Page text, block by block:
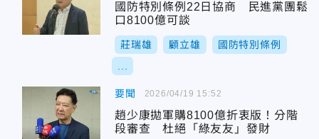
國防特別條例22日協商 民進黨團鬆
口8100億可談
莊瑞雄 顧立雄 國防特別條例
要聞
趙少康拋軍購8100億折衷版！分階
段審查 杜絕「綠友友」發財
2026/04/19 15:52